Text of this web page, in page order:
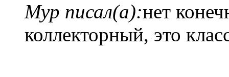
Myp писал(а):нет
коллекторный, это